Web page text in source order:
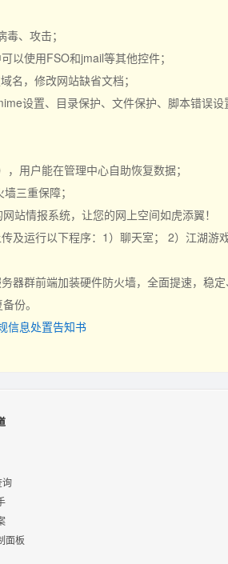
、攻击；
以使用FSO和jmail等其他控件；
名，修改网站缺省文档；
设置、目录保护、文件保护、脚本错误
用户能在管理中心自助恢复数据；
三重保障；
站情报系统，让您的网上空间如虎添翼！
及运行以下程序：1）聊天室； 2）江湖
群前端加装硬件防火墙，全面提速，稳
份。
信息处置告知书
询
面板